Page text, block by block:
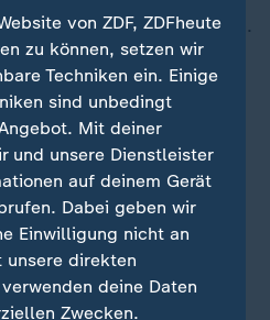
zügig abgelehnt werden.
Bruno Retailleau betonte:
wollen, müssen wir die
heißt die Außengrenzen,
Rückführungen." Mit dem
man bald ein
so der Minister.
Migration
von ZDF, ZDFheute
zu können, setzen wir
Techniken ein. Einige
sind unbedingt
Mit deiner
und unsere Dienstleister
auf deinem Gerät
Dabei geben wir
Einwilligung nicht an
direkten
deine Daten
Zwecken.